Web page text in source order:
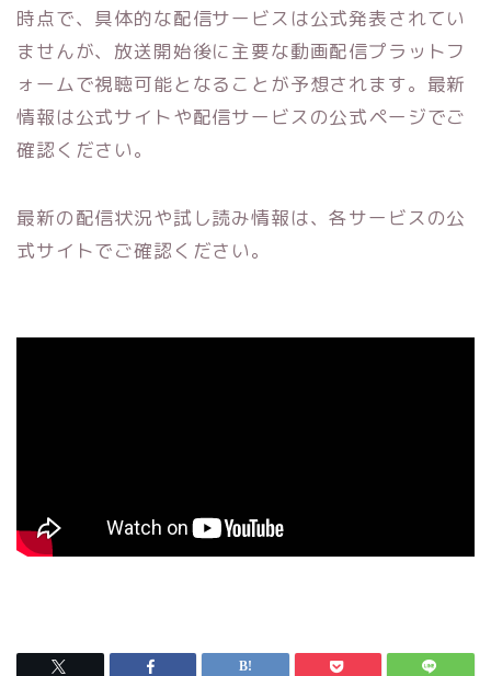
時点で、具体的な配信サービスは公式発表されてい
ませんが、放送開始後に主要な動画配信プラットフ
ォームで視聴可能となることが予想されます。最新
情報は公式サイトや配信サービスの公式ページでご
確認ください。
最新の配信状況や試し読み情報は、各サービスの公
式サイトでご確認ください。